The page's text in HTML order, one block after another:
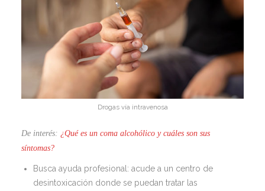
Drogas vía intravenosa
De interés: ¿Qué es un coma alcohólico y cuáles son sus
síntomas?
Busca ayuda profesional: acude a un centro de
desintoxicación donde se puedan tratar las